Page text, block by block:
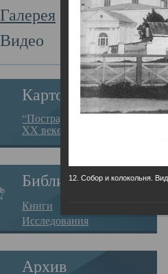
Галерея
Видео
Картотека
“Пострадавшие за веру в
XX веке на Севере”
Библиотека
Книги
Исследования
Архив
12. Собор и колокольня.